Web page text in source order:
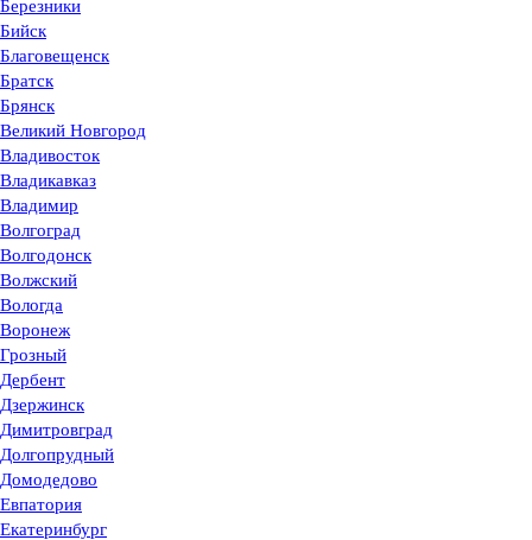
Березники
Бийск
Благовещенск
Братск
Брянск
Великий Новгород
Владивосток
Владикавказ
Владимир
Волгоград
Волгодонск
Волжский
Вологда
Воронеж
Грозный
Дербент
Дзержинск
Димитровград
Долгопрудный
Домодедово
Евпатория
Екатеринбург